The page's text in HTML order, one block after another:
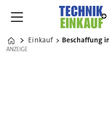
Home
Einkauf
ANZEIGE
ANZEIGE